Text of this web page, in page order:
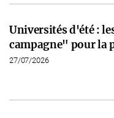
Universités d'été :
campagne" pour la
27/07/2026